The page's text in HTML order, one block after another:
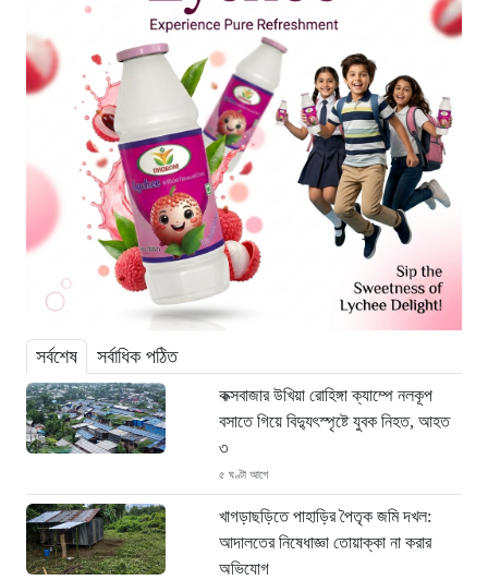
সর্বশেষ সর্বাধিক পঠিত
কক্সবাজার উখিয়া রোহিঙ্গা ক্যাম্পে নলকূপ
বসাতে গিয়ে বিদ্যুৎস্পৃষ্টে যুবক নিহত, আহত
৩
৫ ঘণ্টা আগে
খাগড়াছড়িতে পাহাড়ির পৈতৃক জমি দখল:
আদালতের নিষেধাজ্ঞা তোয়াক্কা না করার
অভিযোগ